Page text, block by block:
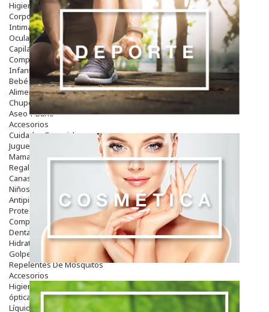
Higiene
Corporal
Intima
Ocular
Capilar
Complementos
Infantil
Bebé
Alimentación Y Complementos
Chupetes Y Mordedores
Aseo Y Baño
Accesorios
Cuidados Especiales
Juguetes
Mama
Regalos
Canastilla
Niños
Antipiojos
Protección Solar
Complementos Alimentarios
Dentales
Hidratantes
Golpes Y Hematomas
Repelentes De Mosquitos
Accesorios
Higiene
óptica
Líquidos Lentillas